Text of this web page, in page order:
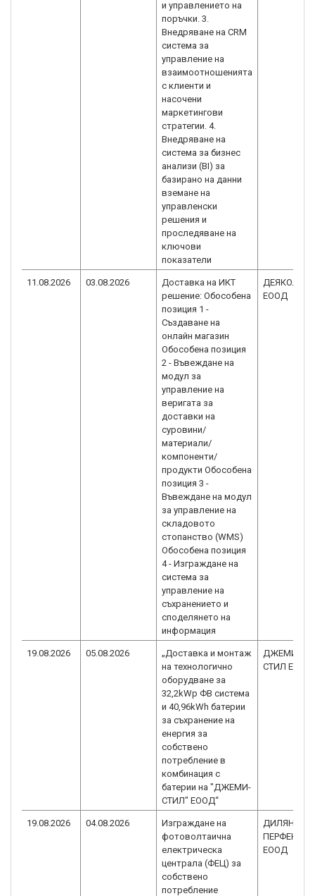
и управлението на
поръчки. 3.
Внедряване на CRM
система за
управление на
взаимоотношенията
с клиенти и
насочени
маркетингови
стратегии. 4.
Внедряване на
система за бизнес
анализи (BI) за
базирано на данни
вземане на
управленски
решения и
проследяване на
ключови
показатели
11.08.2026 03.08.2026
Доставка на ИКТ
решение: Обособена
позиция 1 -
Създаване на
онлайн магазин
Обособена позиция
2 - Въвеждане на
модул за
управление на
веригата за
доставки на
суровини/
материали/
компоненти/
продукти Обособена
позиция 3 -
Въвеждане на модул
за управление на
складовото
стопанство (WMS)
Обособена позиция
4 - Изграждане на
система за
управление на
съхранението и
споделянето на
информация
ДЕЯКОЛОР
ЕООД
19.08.2026 05.08.2026
„Доставка и монтаж
на технологично
оборудване за
32,2kWp ФВ система
и 40,96kWh батерии
за съхранение на
енергия за
собствено
потребление в
комбинация с
батерии на "ДЖЕМИ-
СТИЛ" ЕООД“
ДЖЕМИ-
СТИЛ ЕООД
19.08.2026 04.08.2026
Изграждане на
фотоволтаична
електрическа
централа (ФЕЦ) за
собствено
потребление
ДИЛЯНА-
ПЕРФЕКТ
ЕООД